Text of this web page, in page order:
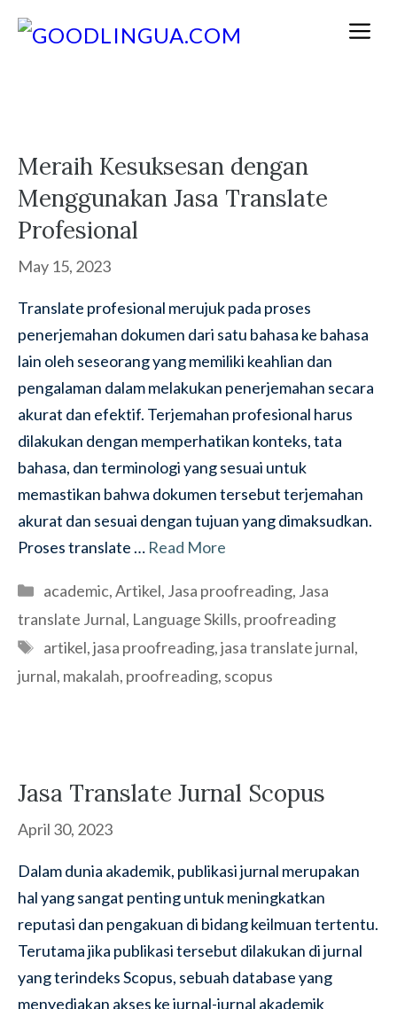
Meraih Kesuksesan dengan
Menggunakan Jasa Translate
Profesional
May 15, 2023
Translate profesional merujuk pada proses
penerjemahan dokumen dari satu bahasa ke bahasa
lain oleh seseorang yang memiliki keahlian dan
pengalaman dalam melakukan penerjemahan secara
akurat dan efektif. Terjemahan profesional harus
dilakukan dengan memperhatikan konteks, tata
bahasa, dan terminologi yang sesuai untuk
memastikan bahwa dokumen tersebut terjemahan
akurat dan sesuai dengan tujuan yang dimaksudkan.
Proses translate … Read More
Categories
academic,Artikel, Jasa proofreading, Jasa
translate Jurnal, Language Skills, proofreading
Tags
artikel,jasa proofreading,jasa translate jurnal,
jurnal, makalah, proofreading, scopus
Jasa Translate Jurnal Scopus
April 30, 2023
Dalam dunia akademik, publikasi jurnal merupakan
hal yang sangat penting untuk meningkatkan
reputasi dan pengakuan di bidang keilmuan tertentu.
Terutama jika publikasi tersebut dilakukan di jurnal
yang terindeks Scopus, sebuah database yang
menyediakan akses ke jurnal-jurnal akademik